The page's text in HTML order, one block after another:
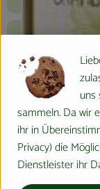
Herkunft
sammeln. Da wir
ihr in
Privacy) die
Dienstleister ihr